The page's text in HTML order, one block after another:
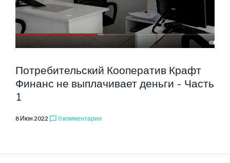
Потребительский Кооператив Крафт
Финанс не выплачивает деньги - Часть
1
8 Июн 2022 chat_bubble_outline 0 комментарии